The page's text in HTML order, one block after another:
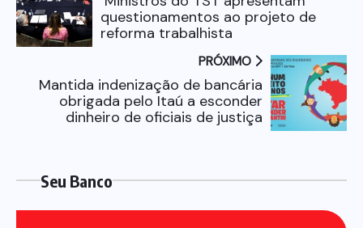
questionamentos ao projeto de
reforma trabalhista
PRÓXIMO
Mantida indenização de bancária
obrigada pelo Itaú a esconder
dinheiro de oficiais de justiça
Seu Banco